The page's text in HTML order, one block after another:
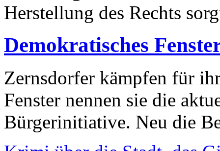
Herstellung des Rechts
Demokratisches
Zernsdorfer kämpfen für
Fenster nennen sie die
Bürgerinitiative. Neu die